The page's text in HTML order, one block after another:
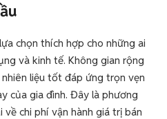
chọn thích hợp cho những ai
và kinh tế. Không gian rộng
liệu tốt đáp ứng trọn vẹn
của gia đình. Đây là phương
chi phí vận hành giá trị bán